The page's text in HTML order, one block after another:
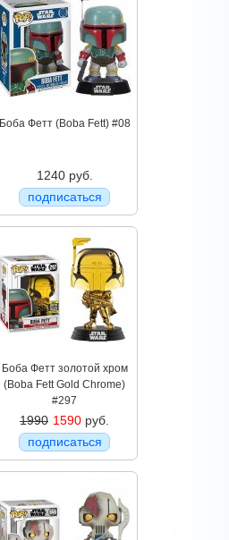
Боба Фетт (Boba Fett) #08
1240 руб.
подписаться
Боба Фетт золотой хром
(Boba Fett Gold Chrome)
#297
1990 1590 руб.
подписаться